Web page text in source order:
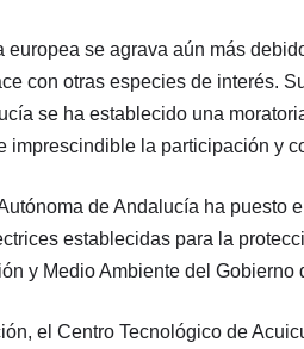
europea se agrava aún más
con otras especies de interés.
se ha establecido una
imprescindible la participación y
de Andalucía ha puesto
establecidas para la
y Medio Ambiente del Gobierno
el Centro Tecnológico de